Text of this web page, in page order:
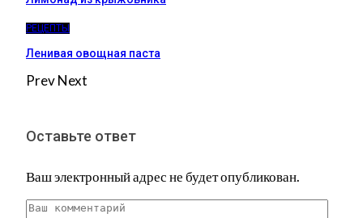
РЕЦЕПТЫ
Ленивая овощная паста
PrevNext
Оставьте ответ
Ваш электронный адрес не будет опубликован.